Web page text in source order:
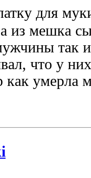
для
из мешка
так
что у
как умерла